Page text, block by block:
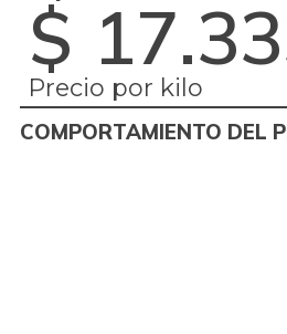
$
Precio por kilo
COMPORTAMIENTO DEL